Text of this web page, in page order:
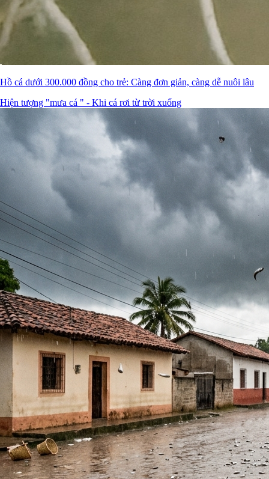
Hồ cá dưới 300.000 đồng cho trẻ: Càng đơn giản, càng dễ nuôi lâu
Hiện tượng "mưa cá " - Khi cá rơi từ trời xuống